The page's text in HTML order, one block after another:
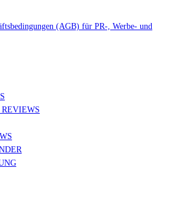
(AGB) für PR-, Werbe- und